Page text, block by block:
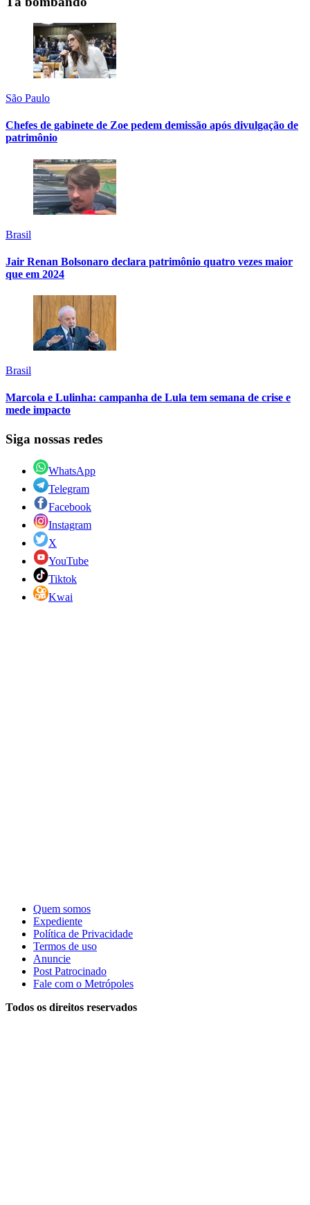
São Paulo
Chefes de gabinete de Zoe pedem demissão após divulgação de
patrimônio
Brasil
Jair Renan Bolsonaro declara patrimônio quatro vezes maior
que em 2024
Brasil
Marcola e Lulinha: campanha de Lula tem semana de crise e
mede impacto
Siga nossas redes
WhatsApp
Telegram
Facebook
Instagram
X
YouTube
Tiktok
Kwai
Quem somos
Expediente
Política de Privacidade
Termos de uso
Anuncie
Post Patrocinado
Fale com o Metrópoles
Todos os direitos reservados